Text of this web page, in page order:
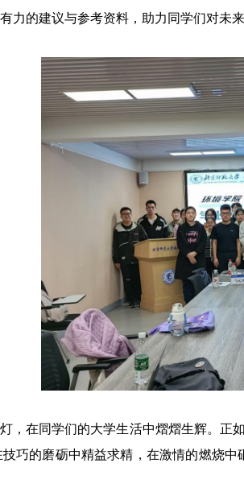
力的建议与参考资料，助力同学们对未
，在同学们的大学生活中熠熠生辉。正
巧的磨砺中精益求精，在激情的燃烧